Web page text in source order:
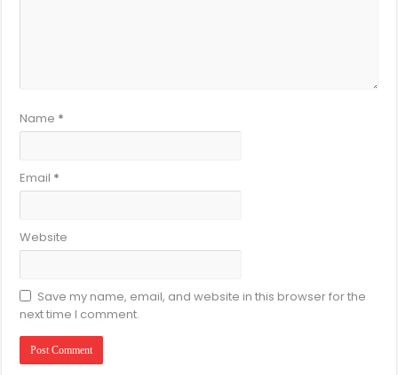
Name *
Email *
Website
Save my name, email, and website in this browser for the
next time I comment.